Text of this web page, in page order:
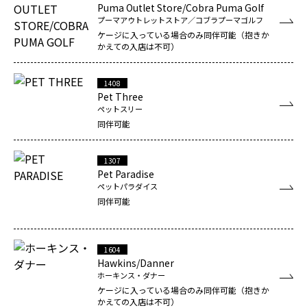
Puma Outlet Store/Cobra Puma Golf
プーマアウトレットストア／コブラプーマゴルフ
ケージに入っている場合のみ同伴可能（抱きか
かえての入店は不可）
1408
Pet Three
ペットスリー
同伴可能
1307
Pet Paradise
ペットパラダイス
同伴可能
1604
Hawkins/Danner
ホーキンス・ダナー
ケージに入っている場合のみ同伴可能（抱きか
かえての入店は不可）